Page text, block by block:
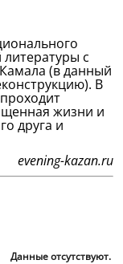
с
(в данный
В
жизни и
друга и
evening-kazan.ru
Данные отсутствуют.